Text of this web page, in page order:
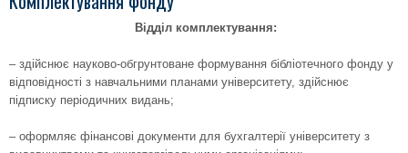
marmaris
Вiддiл комплектування:
– здійснює науково-обгрунтоване формування бібліотечного фонду у
відповідності з навчальними планами університету, здійснює
підписку періодичних видань;
– оформляє фінансові документи для бухгалтерії університету з